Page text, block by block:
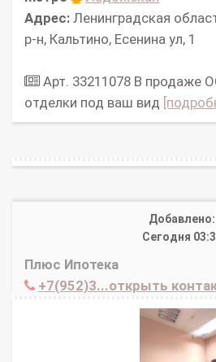
Адрес: Ленинградская
р-н, Кальтино, Есенина ул, 1
Арт. 33211078 В продаже
отделки под ваш вид
Добавлено:
Сегодня
Плюс Ипотека
+7(952)3...открыть